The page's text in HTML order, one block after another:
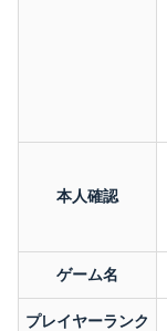
本人確認
ゲーム名
プレイヤーランク